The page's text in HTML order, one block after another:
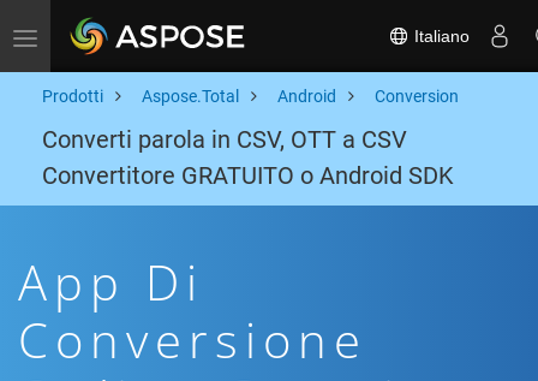
Toggle navigation Italiano
Prodotti Aspose.Total Android Conversion
Converti parola in CSV, OTT a CSV
Convertitore GRATUITO o Android SDK
App Di
Conversione